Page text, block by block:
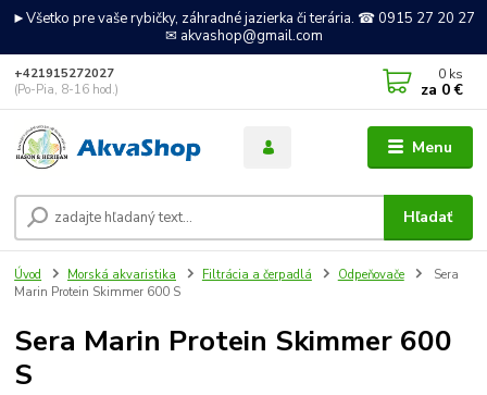
►Všetko pre vaše rybičky, záhradné jazierka či terária. ☎ 0915 27 20 27
✉ akvashop@gmail.com
Menu
Hľadať
+421915272027
(Po-Pia, 8-16 hod.)
0 ks
za 0 €
Úvod Morská akvaristika Filtrácia a čerpadlá Odpeňovače
Sera
Marin Protein Skimmer 600 S
Sera Marin Protein Skimmer 600
S